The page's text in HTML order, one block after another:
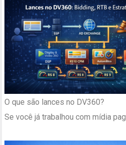
O que são lances no DV360?
Se você já trabalhou com mídia